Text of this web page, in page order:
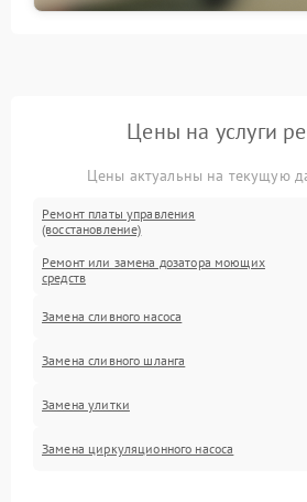
Цены на услуги
Цены актуальны на текущую
Ремонт платы управления
(восстановление)
Ремонт или замена дозатора моющих
средств
Замена сливного насоса
Замена сливного шланга
Замена улитки
Замена циркуляционного насоса